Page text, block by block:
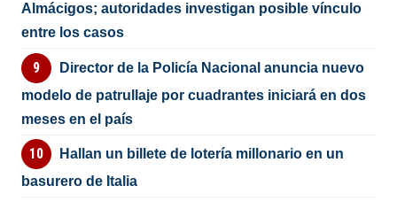
Almácigos; autoridades investigan posible vínculo
entre los casos
Director de la Policía Nacional anuncia nuevo
modelo de patrullaje por cuadrantes iniciará en dos
meses en el país
Hallan un billete de lotería millonario en un
basurero de Italia